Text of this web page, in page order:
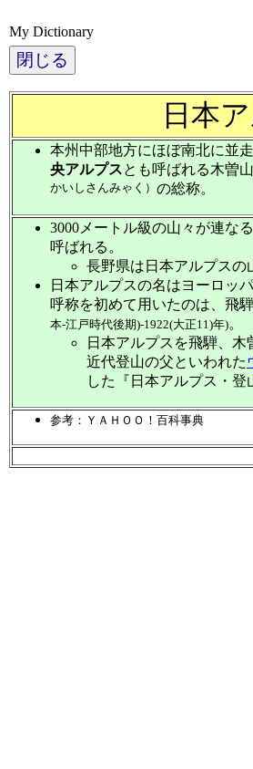
日本
本州中部地方にほぼ南北に並
央アルプスとも呼ばれる木曽
かいしさんみゃく） の総称。
3000メートル級の山々が連な
呼ばれる。
長野県は日本アルプスの
日本アルプスの名はヨーロッ
呼称を初めて用いたのは、飛
本-江戸時代後期)-1922(大正11)年)。
日本アルプスを飛騨、
近代登山の父といわれた
した『日本アルプス・
参考：ＹＡＨＯＯ！百科事典
My Dictionary
閉じる